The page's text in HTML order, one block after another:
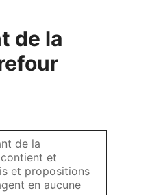
de la
de la
et
et propositions
en aucune